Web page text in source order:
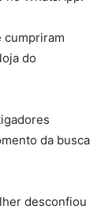
cumpriram
do
da busca
desconfiou